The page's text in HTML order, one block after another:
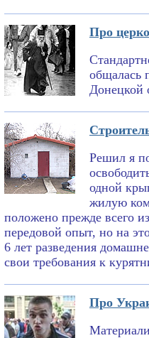
Про
общалась
Донецкой
Решил я
одной
жилую
положено прежде всего
передовой опыт, но на
6 лет разведения
свои требования к
Про